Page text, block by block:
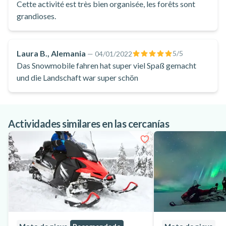
Cette activité est très bien organisée, les forêts sont
grandioses.
Laura B., Alemania — 04/01/2022 5/5
Das Snowmobile fahren hat super viel Spaß gemacht
und die Landschaft war super schön
Actividades similares en las cercanías